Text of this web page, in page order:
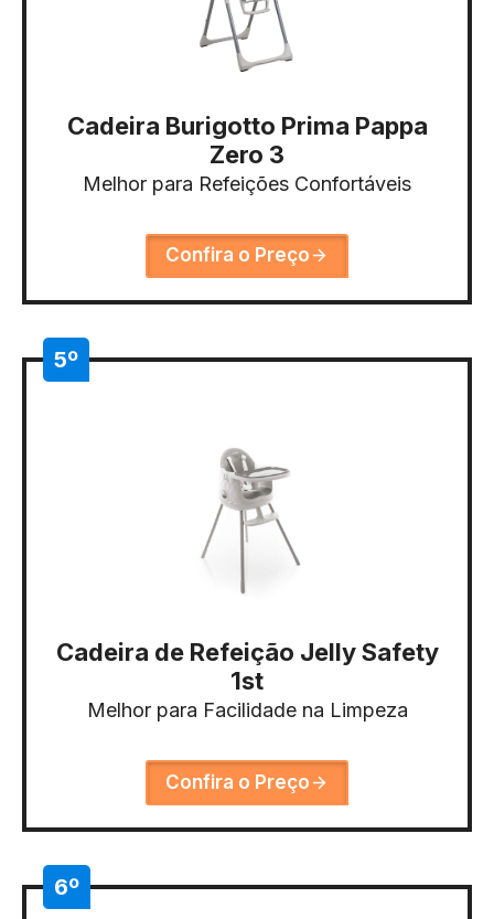
Cadeira Burigotto Prima Pappa
Zero 3
Melhor para Refeições Confortáveis
Confira o Preço
5º
Cadeira de Refeição Jelly Safety
1st
Melhor para Facilidade na Limpeza
Confira o Preço
6º